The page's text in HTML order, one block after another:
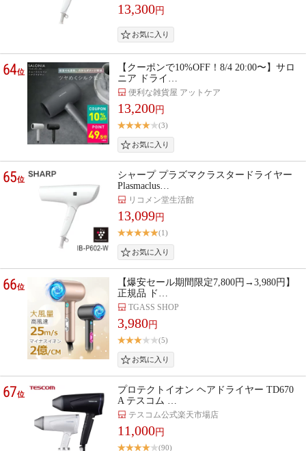
13,300円
64位
【クーポンで10%OFF！8/4 20:00〜】サロ
ニア ドライ…
便利な雑貨屋 アットケア
13,200円
(3)
65位
シャープ プラズマクラスタードライヤー
Plasmaclus…
リコメン堂生活館
13,099円
(1)
66位
【爆安セール期間限定7,800円→3,980円】
正規品 ド…
TGASS SHOP
3,980円
(5)
67位
プロテクトイオン ヘアドライヤー TD670
A テスコム …
テスコム公式楽天市場店
11,000円
(90)